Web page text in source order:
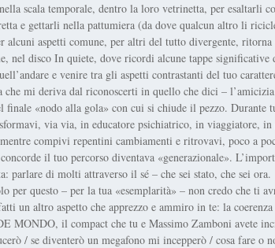
scala temporale, dentro la loro vetrinetta, per esaltarli
e gettarli nella pattumiera (da dove qualcun altro li
alcuni aspetti comune, per altri del tutto divergente,
nel disco In quiete, dove ricordi alcune tappe significative
e venire tra gli aspetti contrastanti del tuo
che mi deriva dal riconoscerti in quello che dici –
finale «nodo alla gola» con cui si chiude il pezzo. Durante
via via, in educatore psichiatrico, in viaggiatore,
compivi repentini cambiamenti e ritrovavi, poco a
il tuo percorso diventava «generazionale».
parlare di molti attraverso il sé – che sei stato, che sei ora.
per questo – per la tua «esemplarità» – non credo che ti
un altro aspetto che apprezzo e ammiro in te: la
MONDO, il compact che tu e Massimo Zamboni avete
/ se diventerò un megafono mi incepperò / cosa fare o